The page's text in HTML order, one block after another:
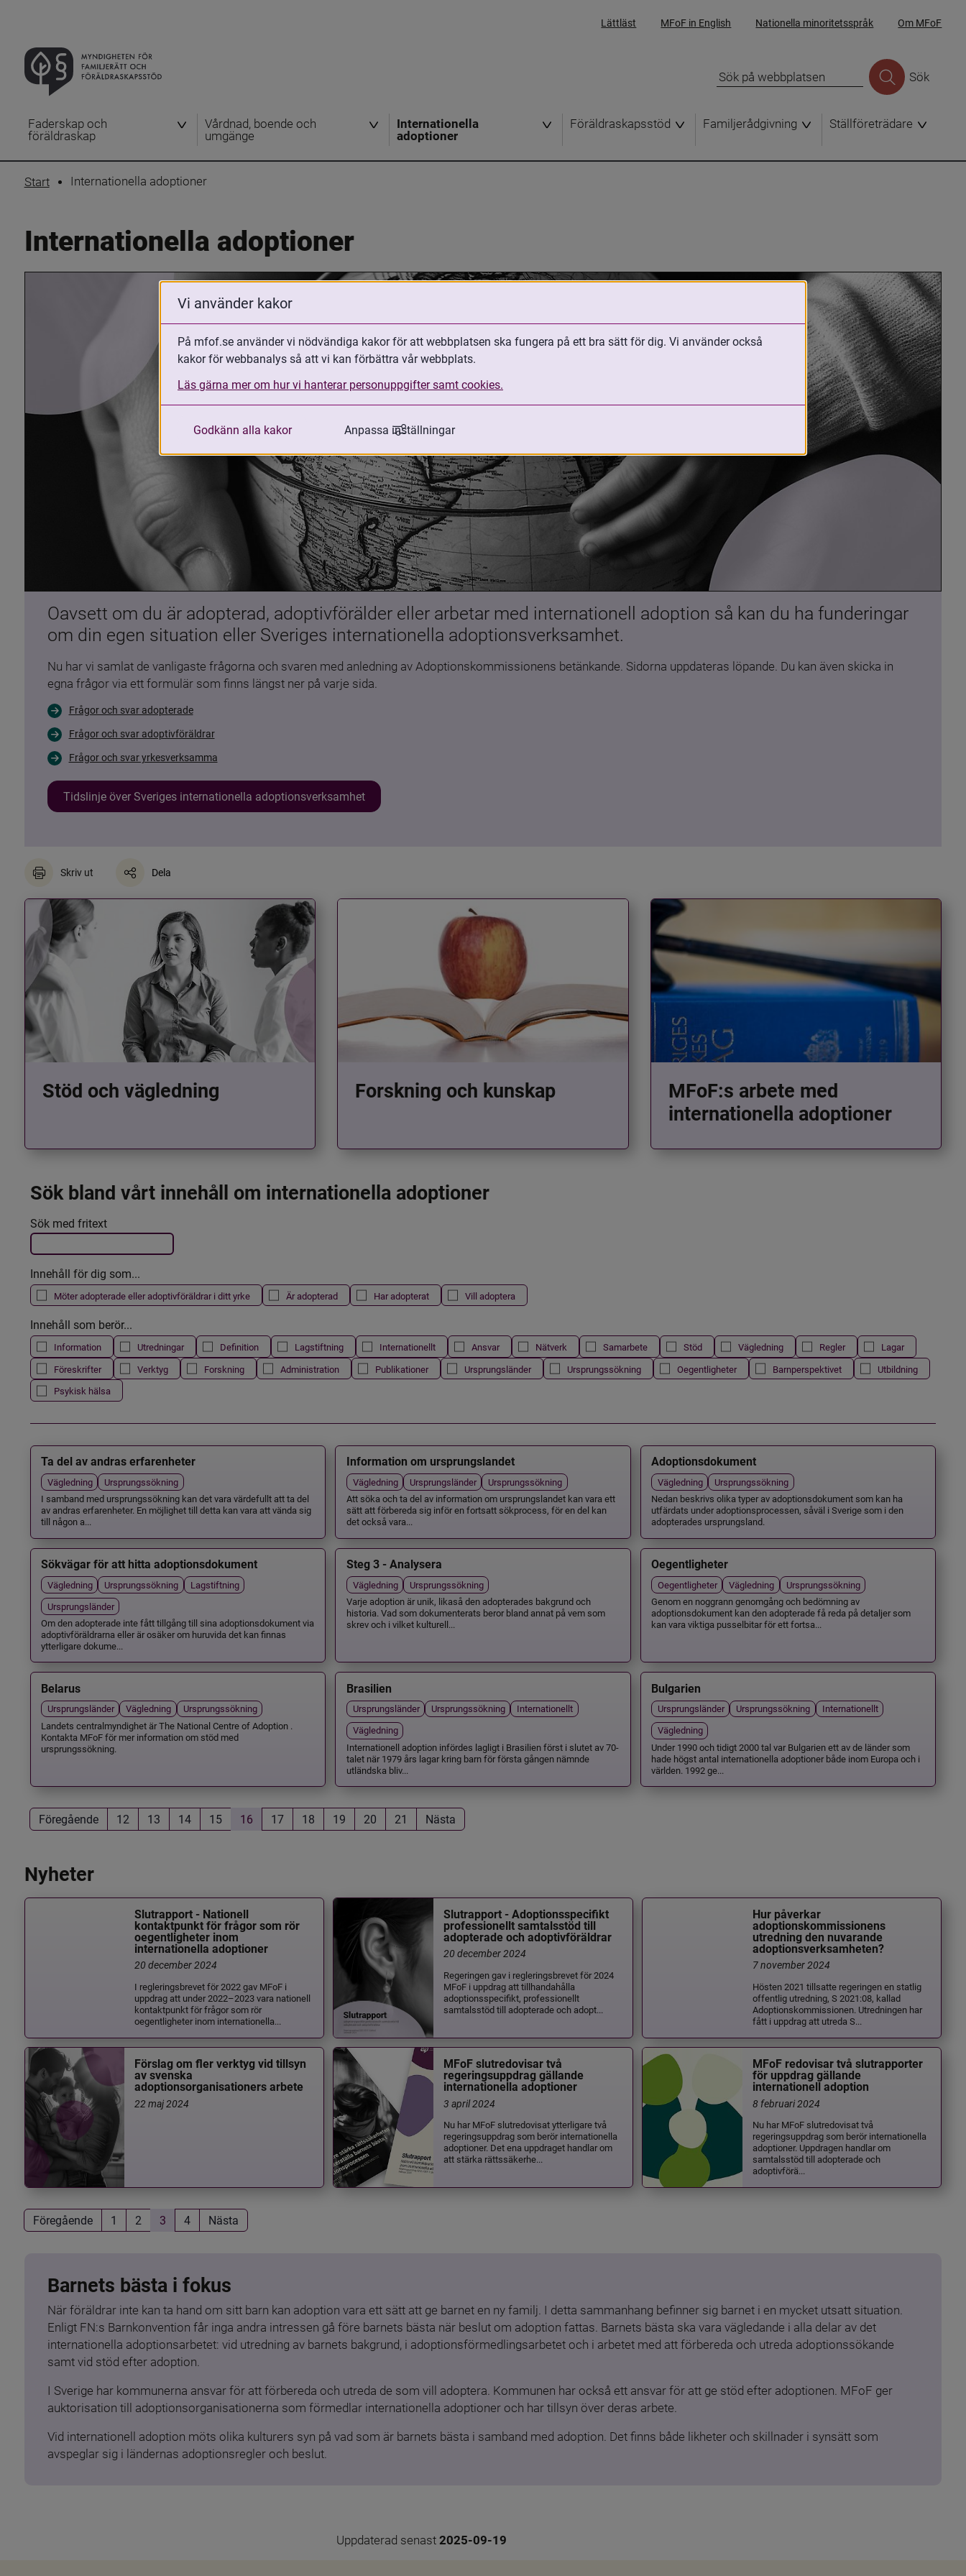
Lättläst MFoF in English Nationella minoritetsspråk Om MFoF
Sök
Faderskap och
föräldraskap
Vårdnad, boende och
umgänge
Internationella
adoptioner
Föräldraskapsstöd Familjerådgivning Ställföreträdare
Start Internationella adoptioner
Internationella adoptioner
Oavsett om du är adopterad, adoptivförälder eller arbetar med internationell adoption så kan du ha funderingar
om din egen situation eller Sveriges internationella adoptionsverksamhet.
Nu har vi samlat de vanligaste frågorna och svaren med anledning av Adoptionskommissionens betänkande. Sidorna uppdateras löpande. Du kan även skicka in
egna frågor via ett formulär som finns längst ner på varje sida.
Frågor och svar adopterade
Frågor och svar adoptivföräldrar
Frågor och svar yrkesverksamma
Tidslinje över Sveriges internationella adoptionsverksamhet
Skriv ut Dela
Stöd och vägledning Forskning och kunskap
MFoF:s arbete med
internationella adoptioner
Sök bland vårt innehåll om internationella adoptioner
Filtrera resultatet
Det här formuläret postas automatiskt
Sök med fritext
Innehåll för dig som...
Möter adopterade eller adoptivföräldrar i ditt yrke Är adopterad Har adopterat Vill adoptera
Innehåll som berör...
Information Utredningar Definition Lagstiftning Internationellt Ansvar Nätverk Samarbete Stöd Vägledning Regler
Lagar
Föreskrifter
Verktyg Forskning Administration Publikationer Ursprungsländer Ursprungssökning Oegentligheter Barnperspektivet
Utbildning
Psykisk hälsa
Ta del av andras erfarenheter
Vägledning
Ursprungssökning
I samband med ursprungssökning kan det vara värdefullt att ta del
av andras erfarenheter. En möjlighet till detta kan vara att vända sig
till någon a...
Information om ursprungslandet
Vägledning Ursprungsländer
Ursprungssökning
Att söka och ta del av information om ursprungslandet kan vara ett
sätt att förbereda sig inför en fortsatt sökprocess, för en del kan
det också vara...
Adoptionsdokument
Vägledning
Ursprungssökning
Nedan beskrivs olika typer av adoptionsdokument som kan ha
utfärdats under adoptionsprocessen, såväl i Sverige som i den
adopterades ursprungsland.
Sökvägar för att hitta adoptionsdokument
Vägledning Ursprungssökning
Lagstiftning
Ursprungsländer
Om den adopterade inte fått tillgång till sina adoptionsdokument via
adoptivföräldrarna eller är osäker om huruvida det kan finnas
ytterligare dokume...
Steg 3 - Analysera
Vägledning
Ursprungssökning
Varje adoption är unik, likaså den adopterades bakgrund och
historia. Vad som dokumenterats beror bland annat på vem som
skrev och i vilket kulturell...
Oegentligheter
Oegentligheter Vägledning
Ursprungssökning
Genom en noggrann genomgång och bedömning av
adoptionsdokument kan den adopterade få reda på detaljer som
kan vara viktiga pusselbitar för ett fortsa...
Belarus
Ursprungsländer Vägledning
Ursprungssökning
Landets centralmyndighet är The National Centre of Adoption .
Kontakta MFoF för mer information om stöd med
ursprungssökning.
Brasilien
Ursprungsländer Ursprungssökning
Internationellt
Vägledning
Internationell adoption infördes lagligt i Brasilien först i slutet av 70-
talet när 1979 års lagar kring barn för första gången nämnde
utländska bliv...
Bulgarien
Ursprungsländer Ursprungssökning
Internationellt
Vägledning
Under 1990 och tidigt 2000 tal var Bulgarien ett av de länder som
hade högst antal internationella adoptioner både inom Europa och i
världen. 1992 ge...
Föregående 12 13 14 15 16 17 18 19 20 21 Nästa
Nyheter
Slutrapport - Nationell
kontaktpunkt för frågor som rör
oegentligheter inom
internationella adoptioner
20 december 2024
I regleringsbrevet för 2022 gav MFoF i
uppdrag att under 2022–2023 vara nationell
kontaktpunkt för frågor som rör
oegentligheter inom internationella...
Slutrapport - Adoptionsspecifikt
professionellt samtalsstöd till
adopterade och adoptivföräldrar
20 december 2024
Regeringen gav i regleringsbrevet för 2024
MFoF i uppdrag att tillhandahålla
adoptionsspecifikt, professionellt
samtalsstöd till adopterade och adopt...
Hur påverkar
adoptionskommissionens
utredning den nuvarande
adoptionsverksamheten?
7 november 2024
Hösten 2021 tillsatte regeringen en statlig
offentlig utredning, S 2021:08, kallad
Adoptionskommissionen. Utredningen har
fått i uppdrag att utreda S...
Förslag om fler verktyg vid tillsyn
av svenska
adoptionsorganisationers arbete
22 maj 2024
MFoF slutredovisar två
regeringsuppdrag gällande
internationella adoptioner
3 april 2024
Nu har MFoF slutredovisat ytterligare två
regeringsuppdrag som berör internationella
adoptioner. Det ena uppdraget handlar om
att stärka rättssäkerhe...
MFoF redovisar två slutrapporter
för uppdrag gällande
internationell adoption
8 februari 2024
Nu har MFoF slutredovisat två
regeringsuppdrag som berör internationella
adoptioner. Uppdragen handlar om
samtalsstöd till adopterade och
adoptivförä...
Föregående 1 2 3 4 Nästa
Barnets bästa i fokus
När föräldrar inte kan ta hand om sitt barn kan adoption vara ett sätt att ge barnet en ny familj. I detta sammanhang befinner sig barnet i en mycket utsatt situation.
Enligt FN:s Barnkonvention får inga andra intressen gå före barnets bästa när beslut om adoption fattas. Barnets bästa ska vara vägledande i alla delar av det
internationella adoptionsarbetet: vid utredning av barnets bakgrund, i adoptionsförmedlingsarbetet och i arbetet med att förbereda och utreda adoptionssökande
samt vid stöd efter adoption.
I Sverige har kommunerna ansvar för att förbereda och utreda de som vill adoptera. Kommunen har också ett ansvar för att ge stöd efter adoptionen. MFoF ger
auktorisation till adoptionsorganisationerna som förmedlar internationella adoptioner och har tillsyn över deras arbete.
Vid internationell adoption möts olika kulturers syn på vad som är barnets bästa i samband med adoption. Det finns både likheter och skillnader i synsätt som
avspeglar sig i ländernas adoptionsregler och beslut.
Uppdaterad senast 2025-09-19
Vi använder kakor
På mfof.se använder vi nödvändiga kakor för att webbplatsen ska fungera på ett bra sätt för dig. Vi använder också
kakor för webbanalys så att vi kan förbättra vår webbplats.
Läs gärna mer om hur vi hanterar personuppgifter samt cookies.
Godkänn alla kakor Anpassa inställningar